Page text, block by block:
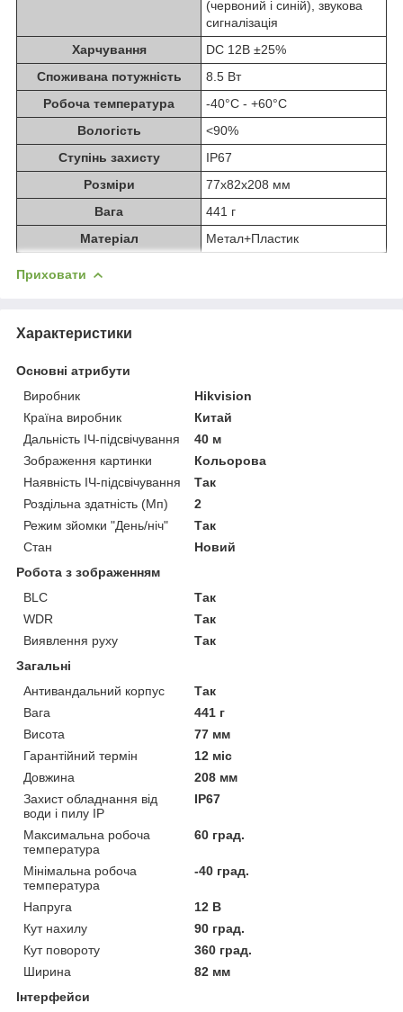
(червоний і синій), звукова
сигналізація
Харчування
DC 12В ±25%
Споживана потужність
8.5 Вт
Робоча температура
-40°C - +60°C
Вологість
<90%
Ступінь захисту
IP67
Розміри
77х82х208 мм
Вага
441 г
Матеріал
Метал+Пластик
Приховати
Характеристики
Основні атрибути
Виробник
Hikvision
Країна виробник
Китай
Дальність ІЧ-підсвічування
40 м
Зображення картинки
Кольорова
Наявність ІЧ-підсвічування
Так
Роздільна здатність (Мп)
2
Режим зйомки "День/ніч"
Так
Стан
Новий
Робота з зображенням
BLC
Так
WDR
Так
Виявлення руху
Так
Загальні
Антивандальний корпус
Так
Вага
441 г
Висота
77 мм
Гарантійний термін
12 міс
Довжина
208 мм
Захист обладнання від
води і пилу IP
IP67
Максимальна робоча
температура
60 град.
Мінімальна робоча
температура
-40 град.
Напруга
12 В
Кут нахилу
90 град.
Кут повороту
360 град.
Ширина
82 мм
Інтерфейси